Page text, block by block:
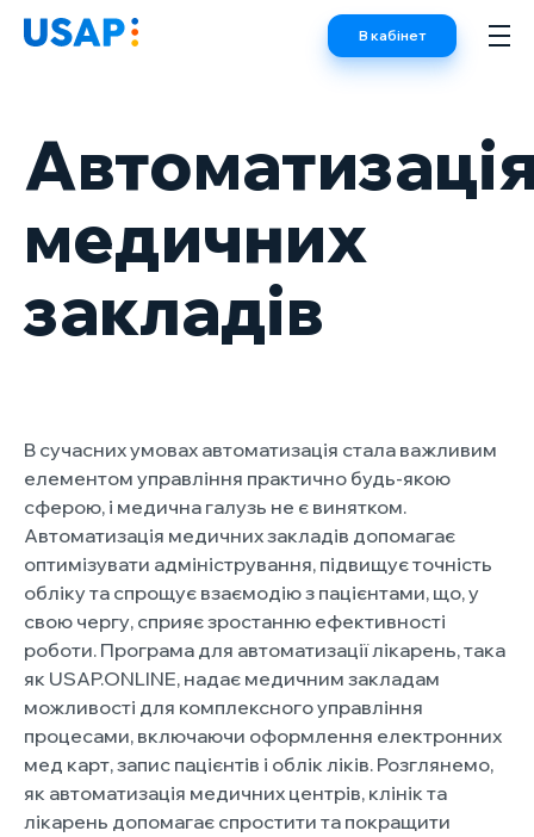
Skip
В кабінет
медичних
закладів
В сучасних умовах автоматизація стала важливим
елементом управління практично будь-якою
сферою, і медична галузь не є винятком.
Автоматизація медичних закладів допомагає
оптимізувати адміністрування, підвищує точність
обліку та спрощує взаємодію з пацієнтами, що, у
свою чергу, сприяє зростанню ефективності
роботи. Програма для автоматизації лікарень, така
як USAP.ONLINE, надає медичним закладам
можливості для комплексного управління
процесами, включаючи оформлення електронних
мед карт, запис пацієнтів і облік ліків. Розглянемо,
як автоматизація медичних центрів, клінік та
лікарень допомагає спростити та покращити